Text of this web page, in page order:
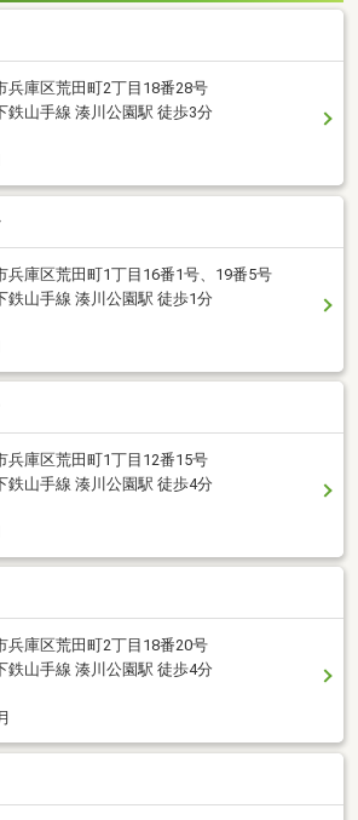
兵庫区荒田町2丁目18番28号
鉄山手線 湊川公園駅 徒歩3分
兵庫区荒田町1丁目16番1号、19番5号
鉄山手線 湊川公園駅 徒歩1分
兵庫区荒田町1丁目12番15号
鉄山手線 湊川公園駅 徒歩4分
兵庫区荒田町2丁目18番20号
鉄山手線 湊川公園駅 徒歩4分